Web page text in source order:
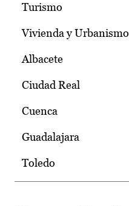
Turismo
Vivienda y Urbanismo
Albacete
Ciudad Real
Cuenca
Guadalajara
Toledo